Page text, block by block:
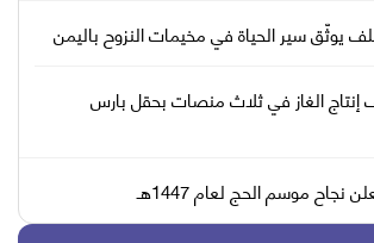
يوثّق سير الحياة في مخيمات النزوح باليمن
إنتاج الغاز في ثلاث منصات بحقل بارس
نجاح موسم الحج لعام 1447هـ